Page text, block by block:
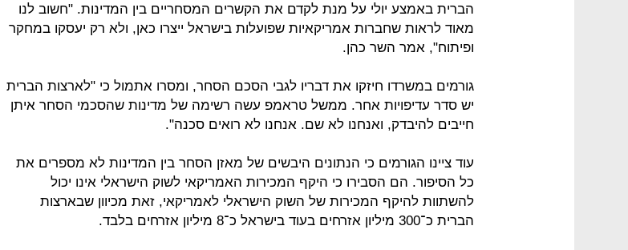
הברית באמצע יולי על מנת לקדם את הקשרים המסחריים בין המדינות. "חשוב לנו
מאוד לראות שחברות אמריקאיות שפועלות בישראל ייצרו כאן, ולא רק יעסקו במחקר
ופיתוח", אמר השר כהן.
גורמים במשרדו חיזקו את דבריו לגבי הסכם הסחר, ומסרו אתמול כי "לארצות הברית
יש סדר עדיפויות אחר. ממשל טראמפ עשה רשימה של מדינות שהסכמי הסחר איתן
חייבים להיבדק, ואנחנו לא שם. אנחנו לא רואים סכנה".
עוד ציינו הגורמים כי הנתונים היבשים של מאזן הסחר בין המדינות לא מספרים את
כל הסיפור. הם הסבירו כי היקף המכירות האמריקאי לשוק הישראלי אינו יכול
להשתוות להיקף המכירות של השוק הישראלי לאמריקאי, זאת מכיוון שבארצות
הברית כ־300 מיליון אזרחים בעוד בישראל כ־8 מיליון אזרחים בלבד.